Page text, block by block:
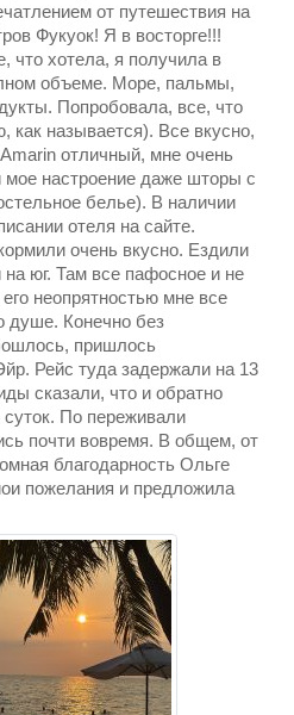
от путешествия на
Фукуок! Я в восторге!!!
что хотела, я получила в
объеме. Море, пальмы,
Попробовала, все, что
как называется). Все вкусно,
отличный, мне очень
мое настроение даже шторы с
белье). В наличии
отеля на сайте.
очень вкусно. Ездили
на юг. Там все пафосное и не
неопрятностью мне все
душе. Конечно без
пришлось
Рейс туда задержали на 13
сказали, что и обратно
По переживали
почти вовремя. В общем, от
благодарность Ольге
пожелания и предложила